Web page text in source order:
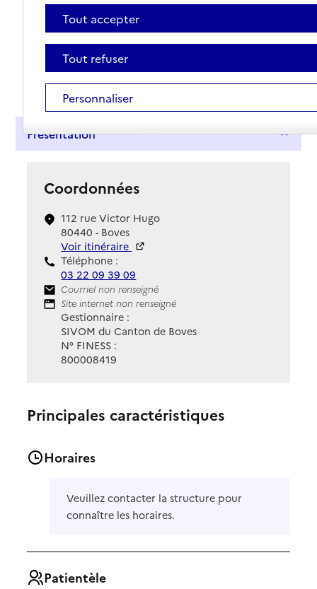
Tout déplier
Présentation
Coordonnées
112 rue Victor Hugo
80440 - Boves
Voir itinéraire
Téléphone :
03 22 09 39 09
Contact
Courriel non renseigné
Site Internet
Site internet non renseigné
Gestionnaire :
SIVOM du Canton de Boves
N° FINESS :
800008419
Principales caractéristiques
Horaires
Veuillez contacter la structure pour
connaître les horaires.
Patientèle
Tout accepter
Tout refuser
Personnaliser